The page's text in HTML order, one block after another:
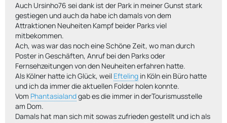
Auch Ursinho76 sei dank ist der Park in meiner Gunst stark
gestiegen und auch da habe ich damals von dem
Attraktionen Neuheiten Kampf beider Parks viel
mitbekommen.
Ach, was war das noch eine Schöne Zeit, wo man durch
Poster in Geschäften, Anruf bei den Parks oder
Fernsehzeitungen von den Neuheiten erfahren hatte.
Als Kölner hatte ich Glück, weil Efteling in Köln ein Büro hatte
und ich da immer die aktuellen Folder holen konnte.
Vom Phantasialandgab es die immer in derTourismusstelle
am Dom.
Damals hat man sich mit sowas zufrieden gestellt und ich als